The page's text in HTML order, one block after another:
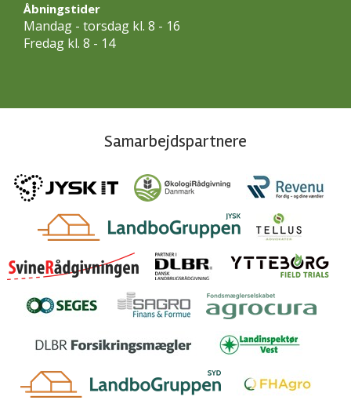
Åbningstider
Mandag - torsdag kl. 8 - 16
Fredag kl. 8 - 14
Samarbejdspartnere